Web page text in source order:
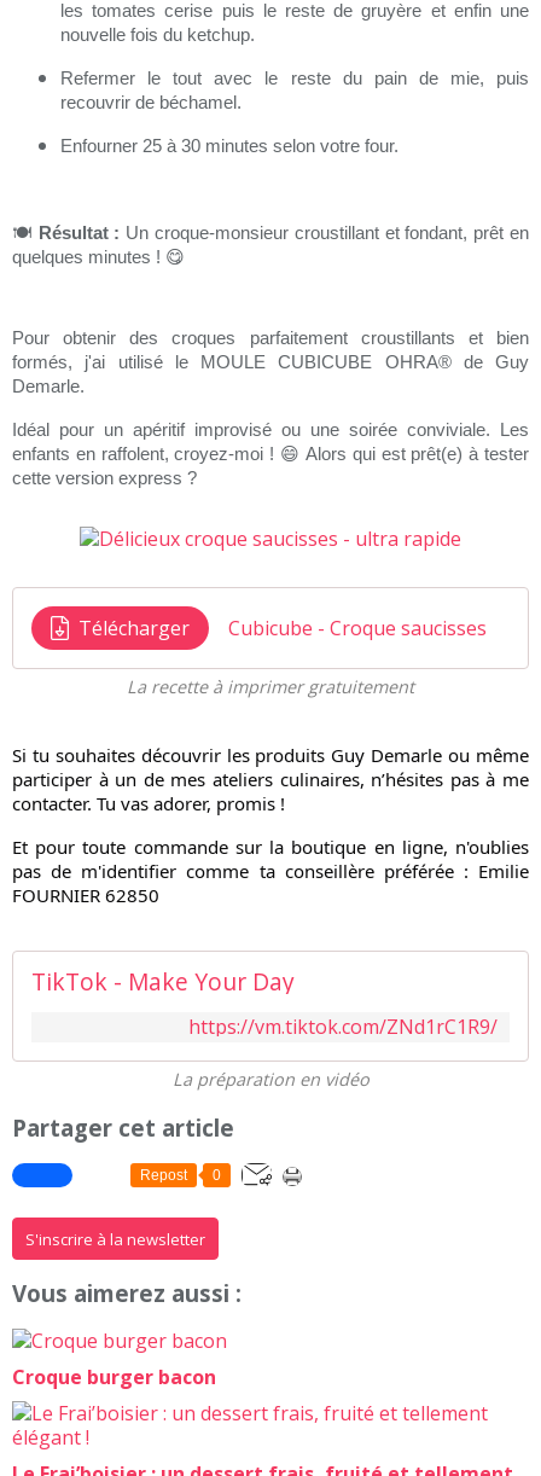
les tomates cerise puis le reste de gruyère et enfin une
nouvelle fois du ketchup.
Refermer le tout avec le reste du pain de mie, puis
recouvrir de béchamel.
Enfourner 25 à 30 minutes selon votre four.
🍽️ Résultat : Un croque-monsieur croustillant et fondant, prêt en
quelques minutes ! 😋
Pour obtenir des croques parfaitement croustillants et bien
formés, j'ai utilisé le MOULE CUBICUBE OHRA® de Guy
Demarle.
Idéal pour un apéritif improvisé ou une soirée conviviale. Les
enfants en raffolent, croyez-moi ! 😄 Alors qui est prêt(e) à tester
cette version express ?
Télécharger Cubicube - Croque saucisses
La recette à imprimer gratuitement
Si tu souhaites découvrir les produits Guy Demarle ou même
participer à un de mes ateliers culinaires, n’hésites pas à me
contacter. Tu vas adorer, promis !
Et pour toute commande sur la boutique en ligne, n'oublies
pas de m'identifier comme ta conseillère préférée : Emilie
FOURNIER 62850
TikTok - Make Your Day
https://vm.tiktok.com/ZNd1rC1R9/
La préparation en vidéo
Partager cet article
Repost 0
S'inscrire à la newsletter
Vous aimerez aussi :
Croque burger bacon